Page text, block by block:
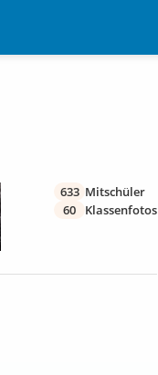
633 Mitschüler
60
Klassenfotos